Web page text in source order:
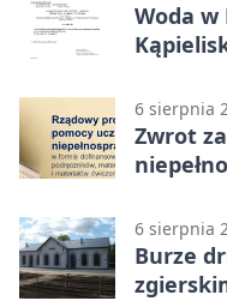
Woda w
6 sierpnia
Zwrot
6 sierpnia
Burze